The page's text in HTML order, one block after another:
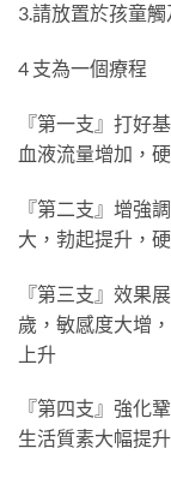
3.請放置於孩童觸
4 支為一個療程
『第一支』打好
血液流量增加，
『第二支』增強
大，勃起提升，
『第三支』效果
歲，敏感度大增
上升
『第四支』強化
生活質素大幅提